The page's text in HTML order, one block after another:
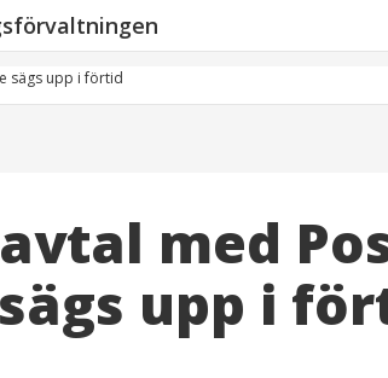
sägs upp i förtid
med
upp i